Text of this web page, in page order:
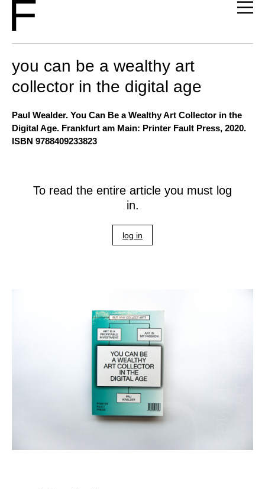
you can be a wealthy art
collector in the digital age
Paul Wealder. You Can Be a Wealthy Art Collector in the
Digital Age. Frankfurt am Main: Printer Fault Press, 2020.
ISBN 9788409233823
To read the entire article you must log
in.
log in